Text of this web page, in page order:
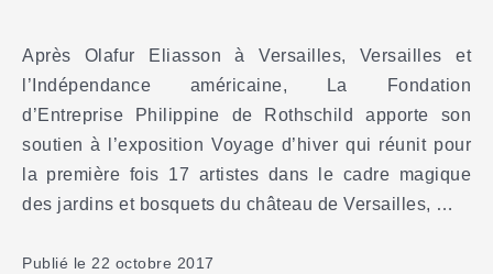
Après Olafur Eliasson à Versailles, Versailles et
l’Indépendance américaine, La Fondation
d’Entreprise Philippine de Rothschild apporte son
soutien à l’exposition Voyage d’hiver qui réunit pour
la première fois 17 artistes dans le cadre magique
des jardins et bosquets du château de Versailles, …
Publié le 22 octobre 2017